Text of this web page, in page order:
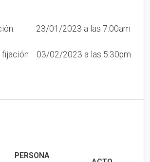
23/01/2023 a las 7:00am
fijación 03/02/2023 a las 5:30pm
PERSONA